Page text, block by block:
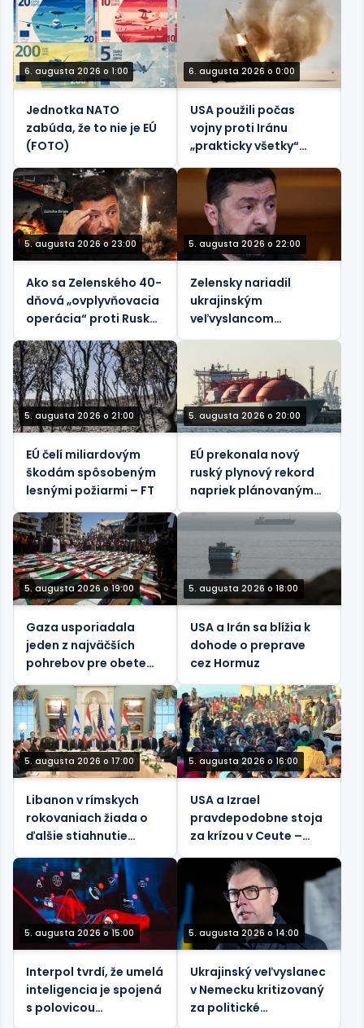
sankciách voči Rusku
6. augusta 2026 o 1:00
Jednotka NATO
zabúda, že to nie je EÚ
(FOTO)
6. augusta 2026 o 0:00
USA použili počas
vojny proti Iránu
„prakticky všetky“
svoje taktické
balistické rakety –
Reuters
5. augusta 2026 o 23:00
Ako sa Zelenského 40-
dňová „ovplyvňovacia
operácia“ proti Rusku
5. augusta 2026 o 22:00
Zelensky nariadil
ukrajinským
veľvyslancom
5. augusta 2026 o 21:00
EÚ čelí miliardovým
škodám spôsobeným
lesnými požiarmi – FT
5. augusta 2026 o 20:00
EÚ prekonala nový
ruský plynový rekord
napriek plánovaným
zákazom – údaje
5. augusta 2026 o 19:00
Gaza usporiadala
jeden z najväčších
pohrebov pre obete
jediného izraelského
útoku
5. augusta 2026 o 18:00
USA a Irán sa blížia k
dohode o preprave
cez Hormuz
5. augusta 2026 o 17:00
Libanon v rímskych
rokovaniach žiada o
ďalšie stiahnutie
5. augusta 2026 o 16:00
USA a Izrael
pravdepodobne stoja
za krízou v Ceute –
5. augusta 2026 o 15:00
Interpol tvrdí, že umelá
inteligencia je spojená
s polovicou
5. augusta 2026 o 14:00
Ukrajinský veľvyslanec
v Nemecku kritizovaný
za politické